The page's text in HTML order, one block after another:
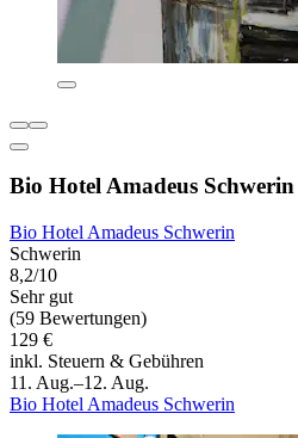
Bio Hotel Amadeus Schwerin
Bio Hotel Amadeus Schwerin
Schwerin
8,2/10
Sehr gut
(59 Bewertungen)
129 €
inkl. Steuern & Gebühren
11. Aug.–12. Aug.
Bio Hotel Amadeus Schwerin